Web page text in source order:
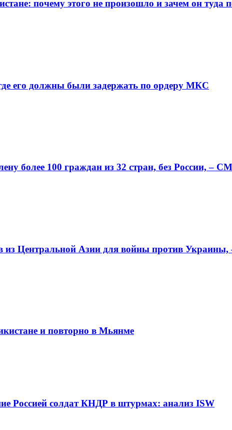
почему этого не произошло и зачем он туда
его должны были задержать по ордеру МКС
более 100 граждан из 32 стран, без России, –
из Центральной Азии для войны против
и повторно в Мьянме
Россией солдат КНДР в штурмах: анализ ISW